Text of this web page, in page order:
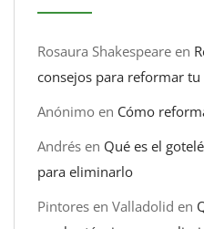
Rosaura Shakespeare en
consejos para reformar
Anónimo en Cómo
Andrés en Qué es el
para eliminarlo
Pintores en Valladolid en